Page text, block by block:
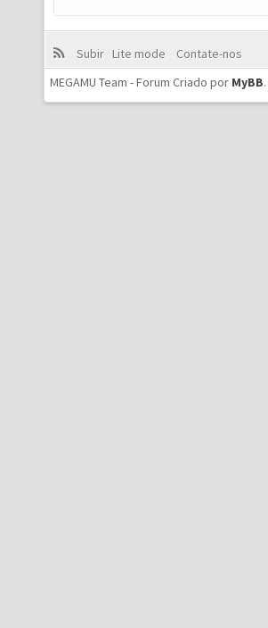
Subir Lite mode
Contate-nos
MEGAMU Team - Forum Criado por MyBB.